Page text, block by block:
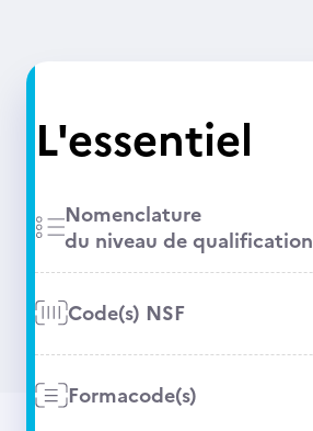
L'essentiel
Nomenclature
du niveau de qualification
Code(s) NSF
Formacode(s)